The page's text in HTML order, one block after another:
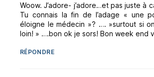
Woow. J’adore- j’adore…et pas juste à
Tu connais la fin de l’adage « une
éloigne le médecin »? …. »surtout si
loin! » ….bon ok je sors! Bon week end
RÉPONDRE